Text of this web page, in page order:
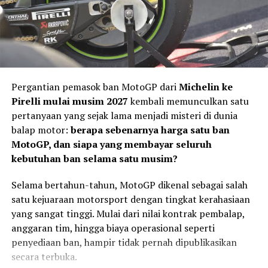
GWM Tank 300 Polar Edition Resmi Diperkenalkan, SUV
Off-Road Langka yang Dirancang Taklukkan Medan
Ekstrem
DON'T MISS
Gresini Racing Gaspol! Launching Tim MotoGP 2026
Digelar di Malaysia, Bukan Italia
MotoGP.
“Saya sedang berfokus pada pemulihan medis bersama
tim dokter dan pusat pemulihan. Saya menghormati dan
akan menyelesaikan kontrak bersama Tech3 KTM
hingga akhir musim,” ujar Vinales.
Pol Espargaro Hanya Jadi Pengganti
Sementara
Absennya Vinales di seri berikutnya memang membuat
bersama Tech3 KTM.
Pergantian pemasok ban MotoGP dariMichelin ke
Pirelli mulai musim 2027kembali memunculkan satu
pertanyaan yang sejak lama menjadi misteri di dunia
balap motor:berapa sebenarnya harga satu ban
MotoGP, dan siapa yang membayar seluruh
kebutuhan ban selama satu musim?
Selama bertahun-tahun, MotoGP dikenal sebagai salah
satu kejuaraan motorsport dengan tingkat kerahasiaan
yang sangat tinggi. Mulai dari nilai kontrak pembalap,
anggaran tim, hingga biaya operasional seperti
penyediaan ban, hampir tidak pernah dipublikasikan
secara terbuka.